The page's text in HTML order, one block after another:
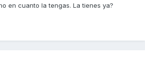
en cuanto la tengas. La tienes ya?